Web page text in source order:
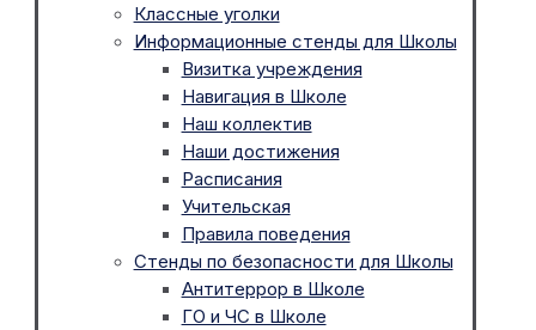
Классные уголки
Информационные стенды для Школы
Визитка учреждения
Навигация в Школе
Наш коллектив
Наши достижения
Расписания
Учительская
Правила поведения
Стенды по безопасности для Школы
Антитеррор в Школе
ГО и ЧС в Школе